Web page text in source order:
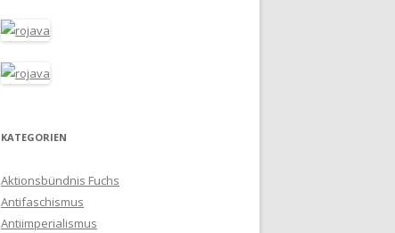
KATEGORIEN
Aktionsbündnis Fuchs
Antifaschismus
Antiimperialismus